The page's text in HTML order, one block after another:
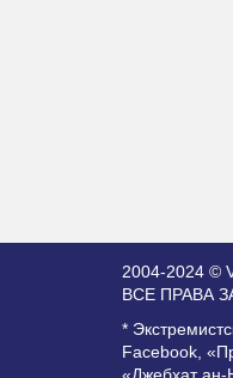
2004-2024 ©
ВСЕ ПРАВА
*
Facebook,
«Джебхат